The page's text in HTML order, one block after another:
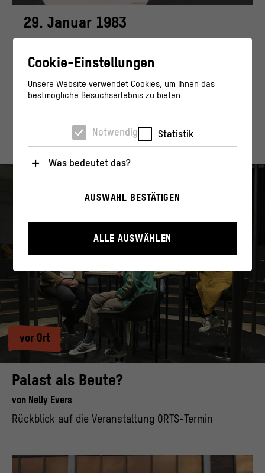
29. Januar 1983
vonNelly Evers
#otd: Rock-Skandal im Palast
vor Ort
Palast als Beute?
von Nelly Evers
Rückblick auf die Veranstaltung ORTS-Termin
Cookie-Einstellungen
Unsere Website verwendet Cookies, um Ihnen das
bestmögliche Besuchserlebnis zu bieten.
Notwendig Statistik
Was bedeutet das?
Diese Cookies sind für den Betrieb der Webseite
Funktionen wie die Navigation und sicherheitsrelevante
Funktionalitäten ermöglichen.
Statistik
Diese Cookies helfen uns zu verstehen, wie User mit
unserer Webseite interagieren, indem Informationen
über ihr Verhalten anonym gesammelt und
ausgewertet werden.
Datenschutzerklärung> Impressum
AUSWAHL BESTÄTIGEN
ALLE AUSWÄHLEN